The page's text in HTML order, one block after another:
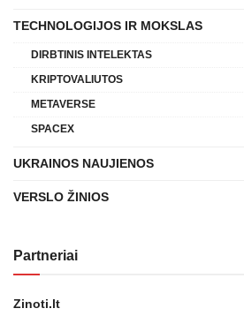
TECHNOLOGIJOS IR MOKSLAS
DIRBTINIS INTELEKTAS
KRIPTOVALIUTOS
METAVERSE
SPACEX
UKRAINOS NAUJIENOS
VERSLO ŽINIOS
Partneriai
Zinoti.lt